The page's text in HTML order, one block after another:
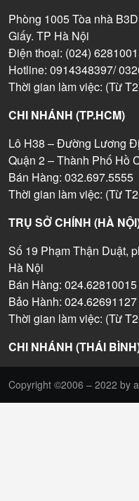
Phòng 1005 Tòa nhà
Giấy. TP Hà Nội
Điện thoại: (024)
Hotline: 0914348397/
Thời gian làm việc: (Từ
CHI NHÁNH (TP.HCM)
Lô H38 – Đường Lương
Quận 2 – Thành Phố Hồ
Bán Hàng: 032.697.5555
Thời gian làm việc: (Từ
TRỤ SỞ CHÍNH (HÀ
Số 19 Phạm Thận Duật,
Hà Nội
Bán Hàng: 024.62810015
Bảo Hành: 024.62691127
Thời gian làm việc: (Từ
CHI NHÁNH (THÁI
Copyright ©2006 – 2022 by